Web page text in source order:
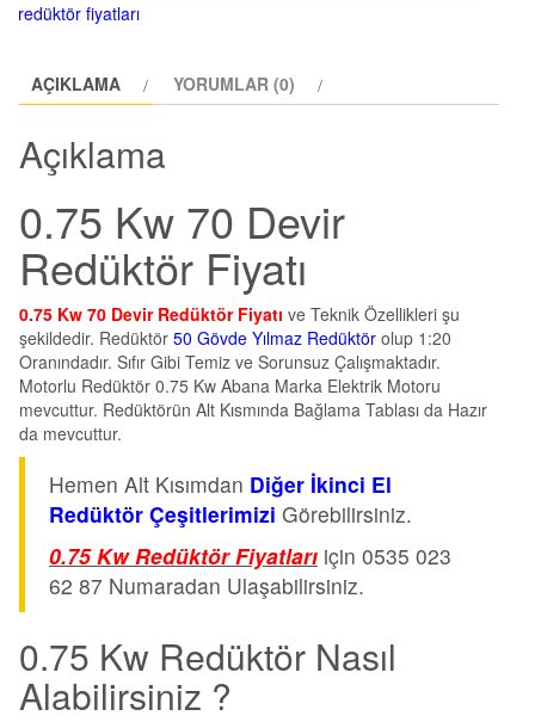
redüktör fiyatları
AÇIKLAMA YORUMLAR (0)
Açıklama
0.75 Kw 70 Devir
Redüktör Fiyatı
0.75 Kw 70 Devir Redüktör Fiyatı ve Teknik Özellikleri şu
şekildedir. Redüktör 50 Gövde Yılmaz Redüktör olup 1:20
Oranındadır. Sıfır Gibi Temiz ve Sorunsuz Çalışmaktadır.
Motorlu Redüktör 0.75 Kw Abana Marka Elektrik Motoru
mevcuttur. Redüktörün Alt Kısmında Bağlama Tablası da Hazır
da mevcuttur.
Hemen Alt Kısımdan Diğer İkinci El
Redüktör Çeşitlerimizi Görebilirsiniz.
0.75 Kw Redüktör Fiyatları için 0535 023
62 87 Numaradan Ulaşabilirsiniz.
0.75 Kw Redüktör Nasıl
Alabilirsiniz ?